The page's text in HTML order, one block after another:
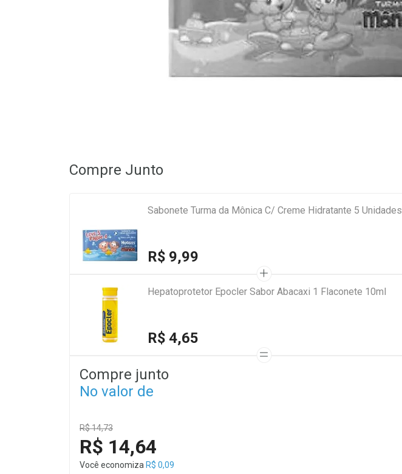
Compre Junto
Sabonete Turma da Mônica C/ Creme Hidratante 5 Unidades
R$ 9,99
Hepatoprotetor Epocler Sabor Abacaxi 1 Flaconete 10ml
R$ 4,65
Compre junto
No valor de
R$ 14,73
R$ 14,64
Você economiza R$ 0,09